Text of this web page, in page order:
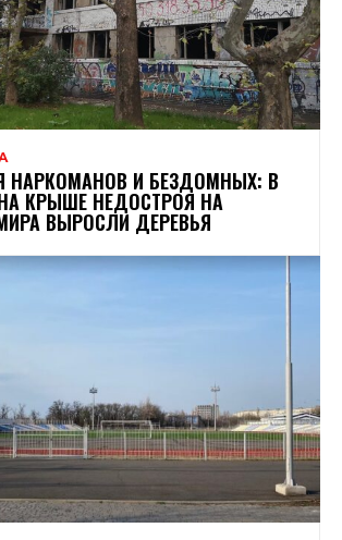
НАРКОМАНОВ И БЕЗДОМНЫХ: В
КРЫШЕ НЕДОСТРОЯ НА
ВЫРОСЛИ ДЕРЕВЬЯ